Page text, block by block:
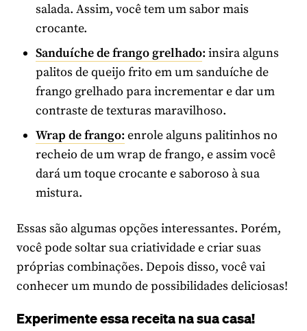
salada. Assim, você tem um sabor mais
crocante.
Sanduíche de frango grelhado: insira alguns
palitos de queijo frito em um sanduíche de
frango grelhado para incrementar e dar um
contraste de texturas maravilhoso.
Wrap de frango: enrole alguns palitinhos no
recheio de um wrap de frango, e assim você
dará um toque crocante e saboroso à sua
mistura.
Essas são algumas opções interessantes. Porém,
você pode soltar sua criatividade e criar suas
próprias combinações. Depois disso, você vai
conhecer um mundo de possibilidades deliciosas!
Experimente essa receita na sua casa!